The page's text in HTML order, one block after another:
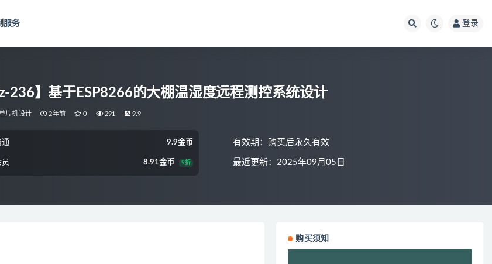
服务 登录
236】基于ESP8266的大棚温湿度远程测控系统设计
片机设计 2年前 0 291 9.9
通 9.9金币
员 8.91金币 9折
有效期：购买后永久有效
最近更新：2025年09月05日
购买须知